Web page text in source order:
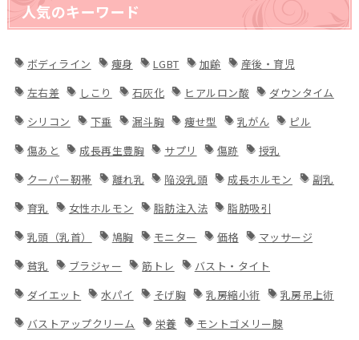
人気のキーワード
ボディライン 痩身 LGBT 加齢
産後・育児
左右差
しこり 石灰化 ヒアルロン酸
ダウンタイム
シリコン
下垂 漏斗胸 痩せ型 乳がん
ピル
傷あと
成長再生豊胸 サプリ 傷跡
授乳
クーパー靭帯
離れ乳 陥没乳頭 成長ホルモン
副乳
育乳
女性ホルモン 脂肪注入法
脂肪吸引
乳頭（乳首）
鳩胸 モニター 価格
マッサージ
貧乳
ブラジャー 筋トレ
バスト・タイト
ダイエット
水パイ そげ胸 乳房縮小術
乳房吊上術
バストアップクリーム
栄養
モントゴメリー腺